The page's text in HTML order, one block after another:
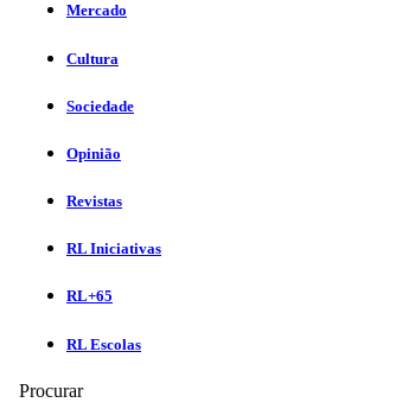
Mercado
Cultura
Sociedade
Opinião
Revistas
RL Iniciativas
RL+65
RL Escolas
Procurar